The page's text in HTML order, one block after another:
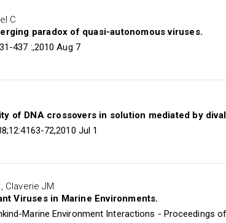
C
paradox of quasi-autonomous viruses.
437 :,2010 Aug 7
of DNA crossovers in solution mediated by
72,2010 Jul 1
Claverie JM
Viruses in Marine Environments.
Marine Environment Interactions - Proceedings